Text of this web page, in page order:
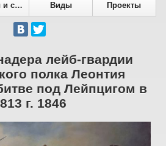
Жанры и сюжеты Виды Проекты
лейб-гвардии
полка Леонтия
под Лейпцигом в
г. 1846